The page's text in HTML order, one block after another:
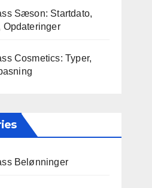
Sæson: Startdato,
Opdateringer
Cosmetics: Typer,
Belønninger